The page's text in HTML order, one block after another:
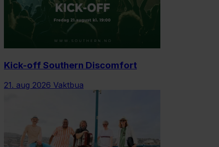
Kick-off Southern Discomfort
21. aug 2026 Vaktbua